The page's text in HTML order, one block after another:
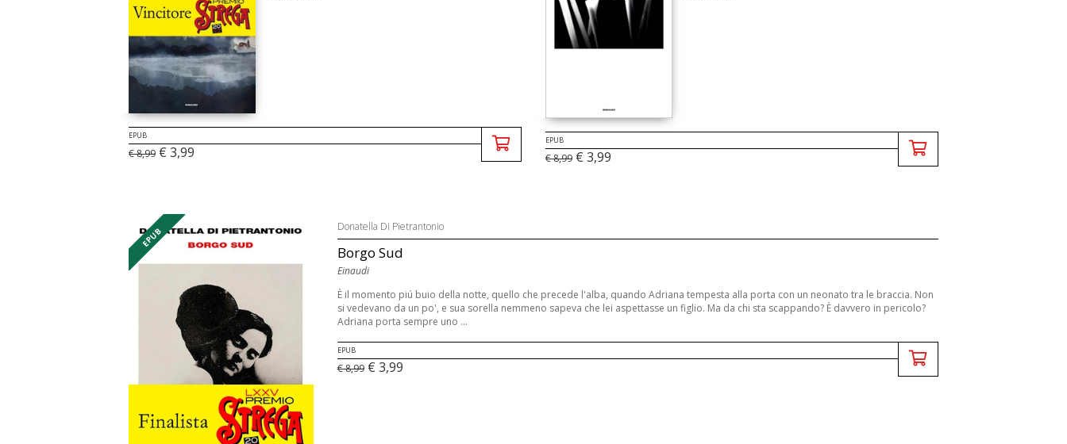
EPUB
€ 8,99 € 3,99
EPUB
€ 8,99 € 3,99
EPUB Donatella Di Pietrantonio
Borgo Sud
Einaudi
È il momento piú buio della notte, quello che precede l'alba, quando Adriana tempesta alla porta con un neonato tra le braccia. Non
si vedevano da un po', e sua sorella nemmeno sapeva che lei aspettasse un figlio. Ma da chi sta scappando? È davvero in pericolo?
Adriana porta sempre uno ...
EPUB
€ 8,99 € 3,99